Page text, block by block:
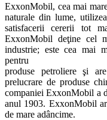
ExxonMobil, cea mai
naturale din lume,
satisfacerii cererii tot
ExxonMobil deţine cel
industrie; este cea mai
pentru
produse petroliere şi
prelucrare de produse
companiei ExxonMobil a
anul 1903. ExxonMobil
de mare adâncime.